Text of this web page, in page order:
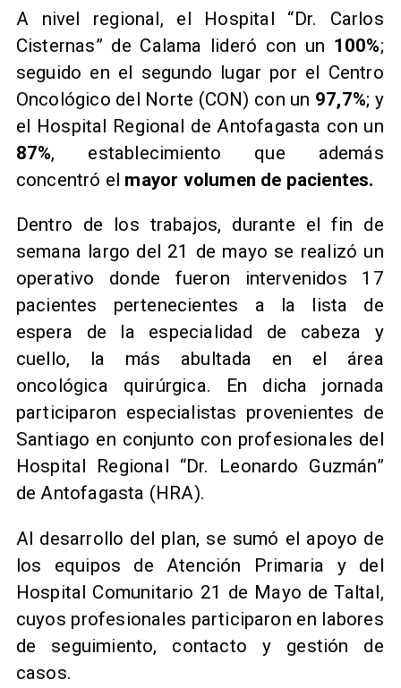
A nivel regional, el Hospital “Dr. Carlos
Cisternas” de Calama lideró con un 100%;
seguido en el segundo lugar por el Centro
Oncológico del Norte (CON) con un 97,7%; y
el Hospital Regional de Antofagasta con un
87%, establecimiento que además
concentró el mayor volumen de pacientes.
​Dentro de los trabajos, durante el fin de
semana largo del 21 de mayo se realizó un
operativo donde fueron intervenidos 17
pacientes pertenecientes a la lista de
espera de la especialidad de cabeza y
cuello, la más abultada en el área
oncológica quirúrgica. En dicha jornada
participaron especialistas provenientes de
Santiago en conjunto con profesionales del
Hospital Regional “Dr. Leonardo Guzmán”
de Antofagasta (HRA).
Al desarrollo del plan, se sumó el apoyo de
los equipos de Atención Primaria y del
Hospital Comunitario 21 de Mayo de Taltal,
cuyos profesionales participaron en labores
de seguimiento, contacto y gestión de
casos.